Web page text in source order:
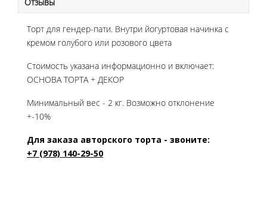
Торт для гендер-пати. Внутри йогуртовая начинка с
кремом голубого или розового цвета
Стоимость указана информационно и включает:
ОСНОВА ТОРТА + ДЕКОР
Минимальный вес - 2 кг. Возможно отклонение
+-10%
Для заказа авторского торта - звоните:
+7 (978) 140-29-50